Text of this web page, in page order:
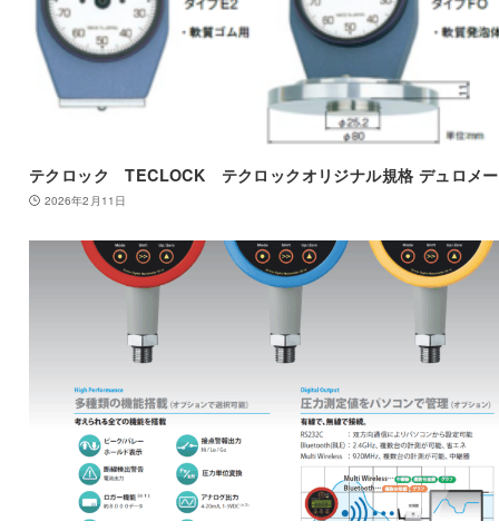
テクロック TECLOCK テクロックオリジナル規格 デュロメ
2026年2月11日